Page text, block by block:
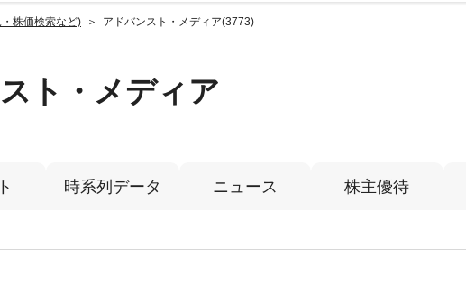
株価検索など) アドバンスト・メディア(3773)
ト・メディア
時系列データ ニュース 株主優待